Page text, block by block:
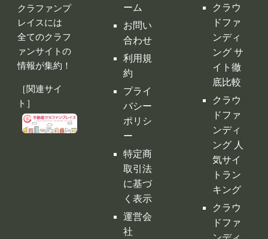
レイスには
全てのクラフ
ァンサイトの
情報が集約！
［関連サイ
ト］
お問い
合わせ
利用規
約
プライ
バシー
ポリシ
ー
特定商
取引法
に基づ
く表示
運営会
社
ドファ
ンディ
ング サ
イト徹
底比較
クラウ
ドファ
ンディ
ング 人
気サイ
トラン
キング
クラウ
ドファ
ンディ
ング代